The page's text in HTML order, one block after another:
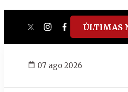
twitterinstagram
facebook
tiktok
ÚLTIMAS
07 ago 2026